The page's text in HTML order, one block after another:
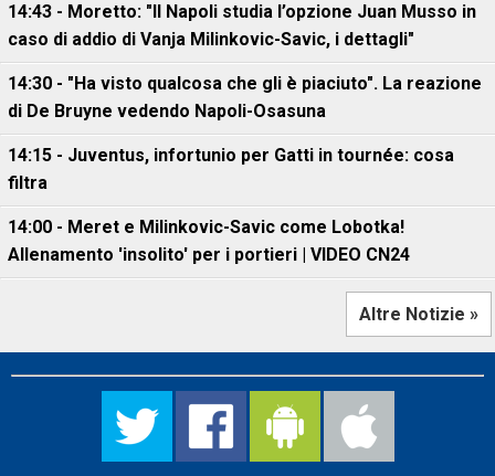
14:43 - Moretto: "Il Napoli studia l’opzione Juan Musso in
caso di addio di Vanja Milinkovic-Savic, i dettagli"
14:30 - "Ha visto qualcosa che gli è piaciuto". La reazione
di De Bruyne vedendo Napoli-Osasuna
14:15 - Juventus, infortunio per Gatti in tournée: cosa
filtra
14:00 - Meret e Milinkovic-Savic come Lobotka!
Allenamento 'insolito' per i portieri | VIDEO CN24
Altre Notizie »